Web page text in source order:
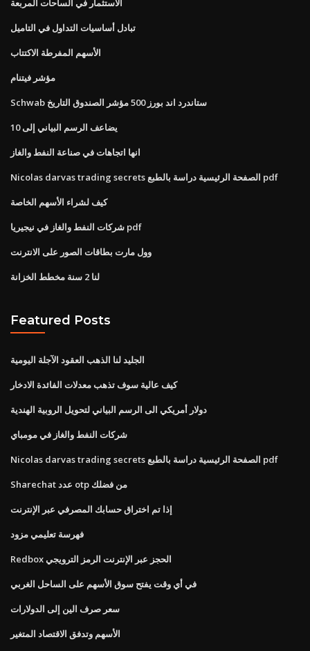
الاستثمار في الساحات المربعة
تبادل أساسيات التداول في التاميل
الأسهم المفرطة الاكتتاب
مؤشر فيتنام
Schwab ستاندرد اند بورز 500 مؤشر الصندوق التاريخ
يضاعف الرسم البياني إلى 10
انها اتجاهات في صناعة النفط والغاز
Nicolas darvas trading secrets الصفحة الرئيسية دراسة بالطبع pdf
كيف لشراء الأسهم الخاصة
شركات النفط والغاز في نيجيريا pdf
وول مارت بطاقات الصور على الانترنت
لنا 2 سنة مخطط الخزانة
Featured Posts
الجليد لنا الذهب العقود الآجلة اليومية
كيف عالية سوف تذهب معدلات الفائدة الادخار
دولار أمريكي الى الرسم البياني لتحويل الروبية الهندية
شركات النفط والغاز في مومباي
Nicolas darvas trading secrets الصفحة الرئيسية دراسة بالطبع pdf
Sharechat عدد otp من فضلك
إذا تم اختراق حسابك المصرفي عبر الإنترنت
فهرسة تعليمي مزود
Redbox الحجز عبر الإنترنت الرمز الترويجي
في أي وقت يفتح سوق الأسهم على الساحل الغربي
سعر صرف الين إلى الدولارات
الأسهم وتدفق الاقتصاد المتغير